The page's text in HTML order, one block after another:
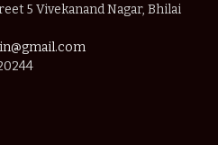
5 Vivekanand Nagar, Bhilai